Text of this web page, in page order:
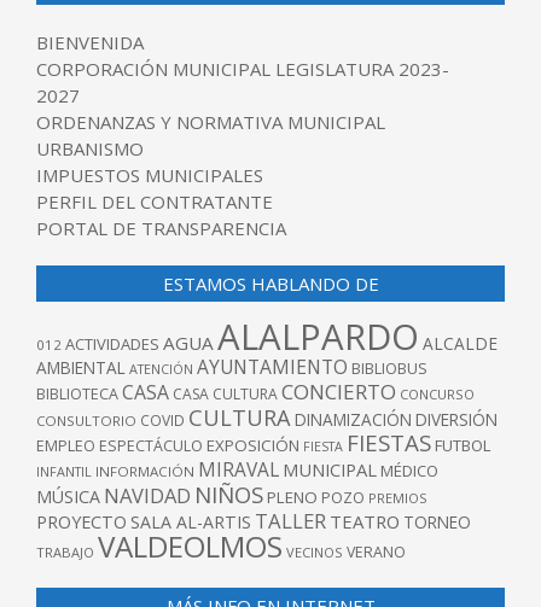
BIENVENIDA
CORPORACIÓN MUNICIPAL LEGISLATURA 2023-
2027
ORDENANZAS Y NORMATIVA MUNICIPAL
URBANISMO
IMPUESTOS MUNICIPALES
PERFIL DEL CONTRATANTE
PORTAL DE TRANSPARENCIA
ESTAMOS HABLANDO DE
012 ACTIVIDADES AGUA ALALPARDO ALCALDE
AMBIENTAL ATENCIÓN AYUNTAMIENTO BIBLIOBUS
BIBLIOTECACASA CASA CULTURACONCIERTO CONCURSO
CONSULTORIO COVID CULTURA DINAMIZACIÓN DIVERSIÓN
EMPLEO ESPECTÁCULO EXPOSICIÓN FIESTA FIESTAS FUTBOL
INFANTIL INFORMACIÓN MIRAVAL MUNICIPAL MÉDICO
MÚSICA NAVIDAD NIÑOS PLENO POZO PREMIOS
PROYECTO SALA AL-ARTIS TALLER TEATRO TORNEO
TRABAJO VALDEOLMOS VECINOS VERANO